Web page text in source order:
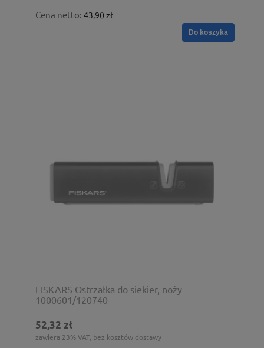
Cena netto: 43,90 zł
Do koszyka
FISKARS Ostrzałka do siekier, noży
1000601/120740
52,32 zł
zawiera 23% VAT, bez kosztów dostawy